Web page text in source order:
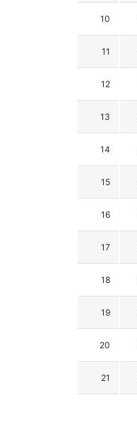
10
11
12
13
14
15
16
17
18
19
20
21